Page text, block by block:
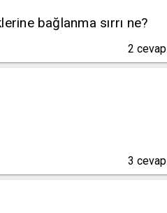
bağlanma sırrı ne?
2 cevap
3 cevap